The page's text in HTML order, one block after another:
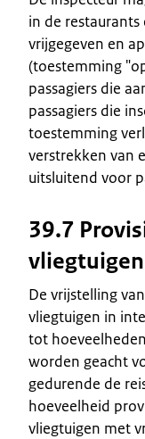
in de
vrijgegeven en
(toestemming
passagiers die
passagiers die
toestemming
verstrekken van
uitsluitend voor
39.7
vliegtuigen
De vrijstelling
vliegtuigen in
tot
worden geacht
gedurende de
hoeveelheid
vliegtuigen met